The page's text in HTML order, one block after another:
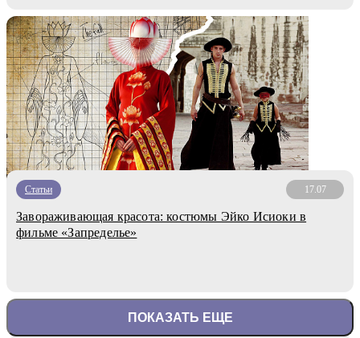
Статьи 17.07
Завораживающая красота: костюмы Эйко Исиоки в
фильме «Запределье»
ПОКАЗАТЬ ЕЩЕ